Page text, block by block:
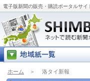
電子版新聞の販売・購読ポータルサ
ホーム ＞ 洛タイ新報